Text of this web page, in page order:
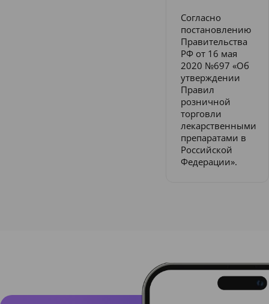
Согласно
постановлению
Правительства
РФ от 16 мая
2020 №697 «Об
утверждении
Правил
розничной
торговли
лекарственными
препаратами в
Российской
Федерации».